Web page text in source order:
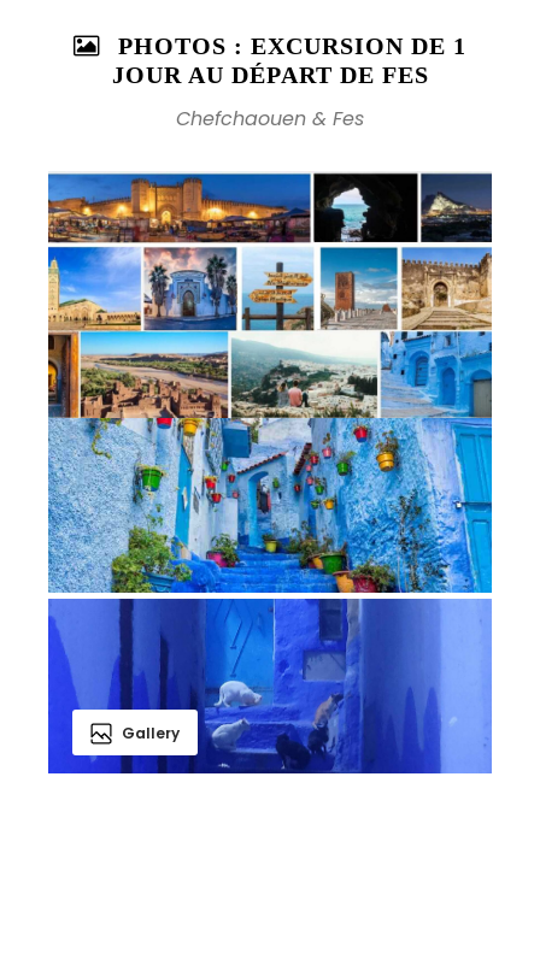
PHOTOS : EXCURSION DE 1
JOUR AU DÉPART DE FES
Chefchaouen & Fes
Gallery